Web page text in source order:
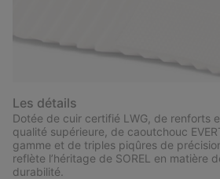
Les détails
Dotée de cuir certifié LWG, de renforts
qualité supérieure, de caoutchouc
gamme et de triples piqûres de
reflète l’héritage de SOREL en matière
durabilité.